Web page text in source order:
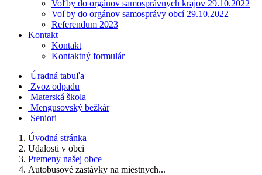
Voľby do orgánov samosprávnych krajov 29.10.2022
Voľby do orgánov samosprávy obcí 29.10.2022
Referendum 2023
Kontakt
Kontakt
Kontaktný formulár
Úradná tabuľa
Zvoz odpadu
Materská škola
Mengusovský bežkár
Seniori
Úvodná stránka
Udalosti v obci
Premeny našej obce
Autobusové zastávky na miestnych...